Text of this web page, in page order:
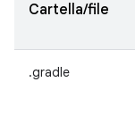
Cartella/file
.gradle